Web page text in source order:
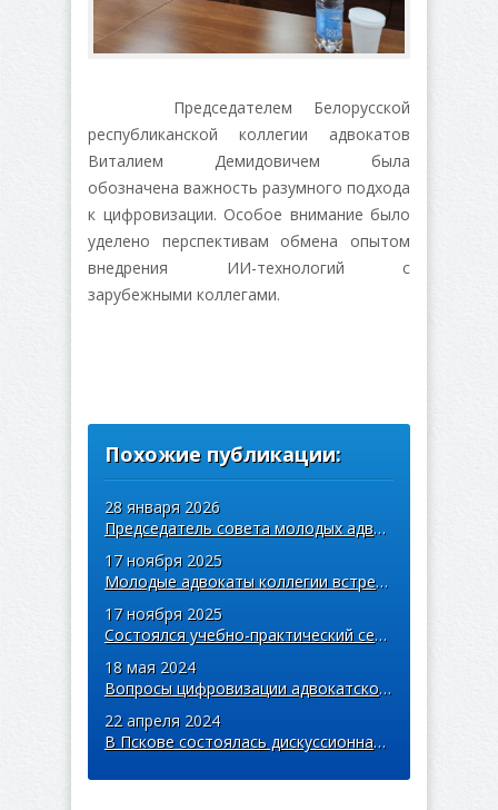
Председателем Белорусской
республиканской коллегии адвокатов
Виталием Демидовичем была
обозначена важность разумного подхода
к цифровизации. Особое внимание было
уделено перспективам обмена опытом
внедрения ИИ-технологий с
зарубежными коллегами.
Похожие публикации:
28 января 2026
Председатель совета молодых адвокатов БРКА с рабочей поездкой посетила колл ...
17 ноября 2025
Молодые адвокаты коллегии встретились с руководством БРКА и областной колле ...
17 ноября 2025
Состоялся учебно-практический семинар для адвокатов коллегии
18 мая 2024
Вопросы цифровизации адвокатской деятельности обсудили на дискуссионной пло ...
22 апреля 2024
В Пскове состоялась дискуссионная площадка молодых адвокатов